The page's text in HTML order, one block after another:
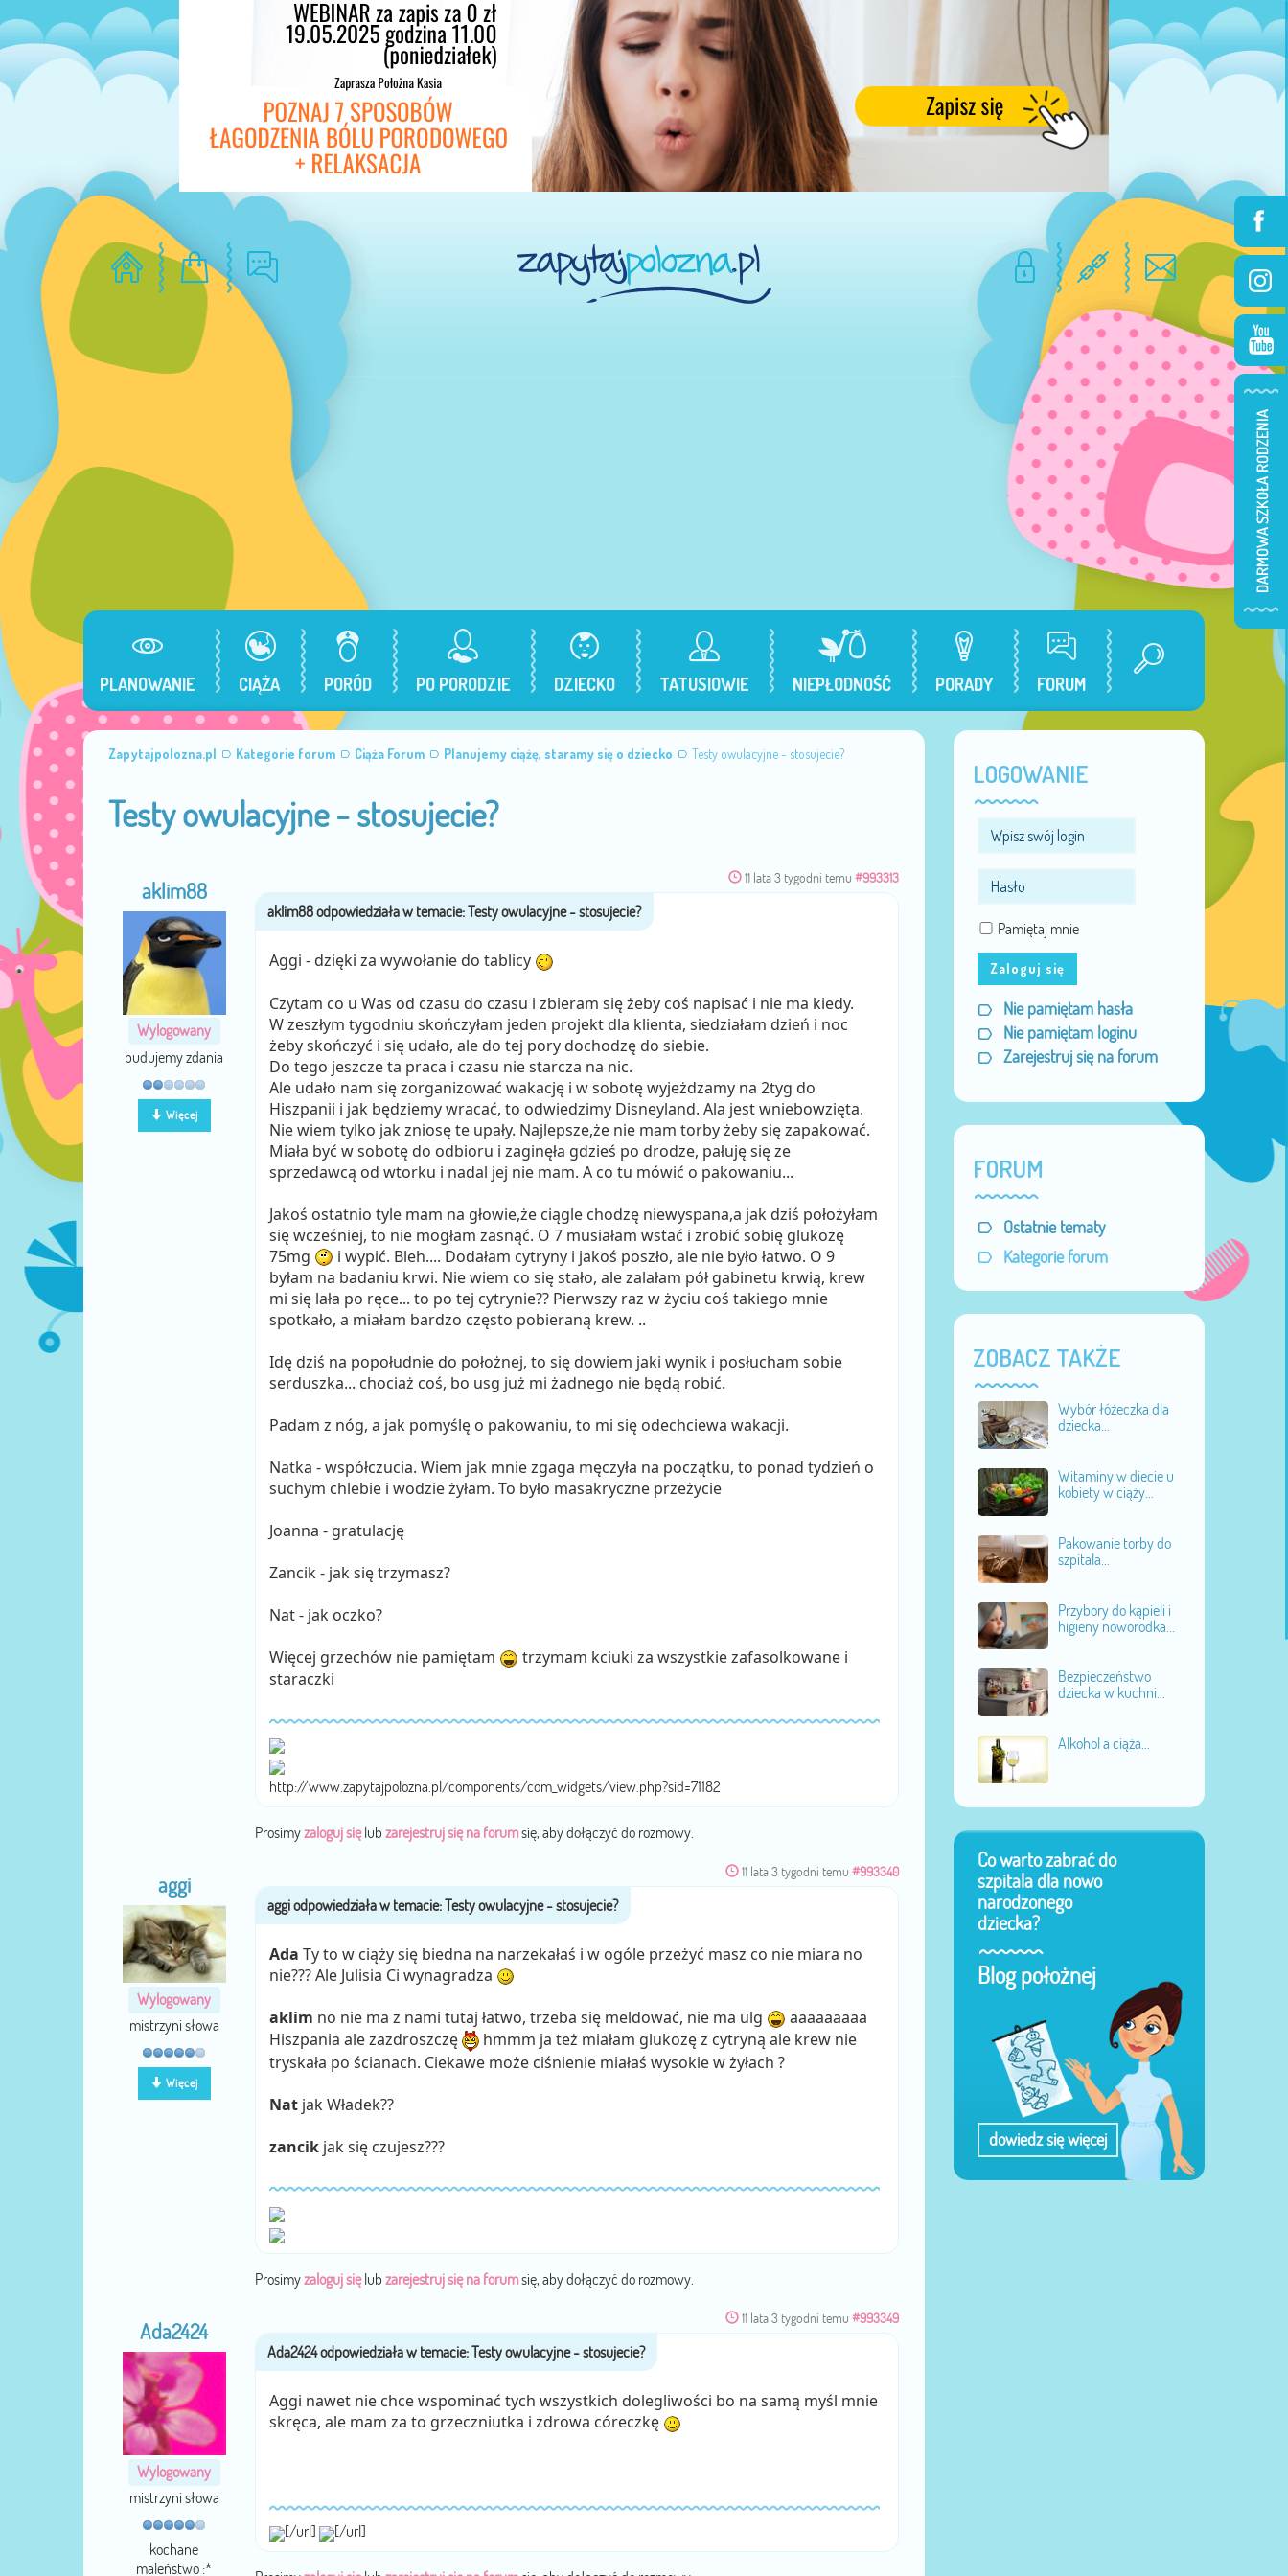
PLANOWANIE CIĄŻA PORÓD PO PORODZIE DZIECKO TATUSIOWIE NIEPŁODNOŚĆ PORADY FORUM
Zapytajpolozna.pl Kategorie forum Ciąża Forum Planujemy ciążę, staramy się o dziecko Testy owulacyjne - stosujecie?
Testy owulacyjne - stosujecie?
aklim88
Wylogowany
budujemy zdania
Więcej
11 lata 3 tygodni temu #993313
Aggi - dzięki za wywołanie do tablicy
Czytam co u Was od czasu do czasu i zbieram się żeby coś napisać i nie ma kiedy.
W zeszłym tygodniu skończyłam jeden projekt dla klienta, siedziałam dzień i noc
żeby skończyć i się udało, ale do tej pory dochodzę do siebie.
Do tego jeszcze ta praca i czasu nie starcza na nic.
Ale udało nam się zorganizować wakację i w sobotę wyjeżdzamy na 2tyg do
Hiszpanii i jak będziemy wracać, to odwiedzimy Disneyland. Ala jest wniebowzięta.
Nie wiem tylko jak zniosę te upały. Najlepsze,że nie mam torby żeby się zapakować.
Miała być w sobotę do odbioru i zaginęła gdzieś po drodze, pałuję się ze
sprzedawcą od wtorku i nadal jej nie mam. A co tu mówić o pakowaniu...
Jakoś ostatnio tyle mam na głowie,że ciągle chodzę niewyspana,a jak dziś położyłam
się wcześniej, to nie mogłam zasnąć. O 7 musiałam wstać i zrobić sobię glukozę
75mg
i wypić. Bleh.... Dodałam cytryny i jakoś poszło, ale nie było łatwo. O 9
byłam na badaniu krwi. Nie wiem co się stało, ale zalałam pół gabinetu krwią, krew
mi się lała po ręce... to po tej cytrynie?? Pierwszy raz w życiu coś takiego mnie
spotkało, a miałam bardzo często pobieraną krew. ..
Idę dziś na popołudnie do położnej, to się dowiem jaki wynik i posłucham sobie
serduszka... chociaż coś, bo usg już mi żadnego nie będą robić.
Padam z nóg, a jak pomyślę o pakowaniu, to mi się odechciewa wakacji.
Natka - współczucia. Wiem jak mnie zgaga męczyła na początku, to ponad tydzień o
suchym chlebie i wodzie żyłam. To było masakryczne przeżycie
Joanna - gratulację
Zancik - jak się trzymasz?
Nat - jak oczko?
Więcej grzechów nie pamiętam
trzymam kciuki za wszystkie zafasolkowane i
staraczki
http://www.zapytajpolozna.pl/components/com_widgets/view.php?sid=71182
Prosimyzaloguj sięlub zarejestruj się na forumsię, aby dołączyć do rozmowy.
aggi
Wylogowany
mistrzyni słowa
Więcej
11 lata 3 tygodni temu #993340
Ada Ty to w ciąży się biedna na narzekałaś i w ogóle przeżyć masz co nie miara no
nie??? Ale Julisia Ci wynagradza
aklim no nie ma z nami tutaj łatwo, trzeba się meldować, nie ma ulg
aaaaaaaaa
Hiszpania ale zazdroszczę
hmmm ja też miałam glukozę z cytryną ale krew nie
tryskała po ścianach. Ciekawe może ciśnienie miałaś wysokie w żyłach ?
Natjak Władek??
zancikjak się czujesz???
Prosimyzaloguj sięlub zarejestruj się na forumsię, aby dołączyć do rozmowy.
Ada2424
Wylogowany
mistrzyni słowa
kochane
maleństwo :*
11 lata 3 tygodni temu #993349
Aggi nawet nie chce wspominać tych wszystkich dolegliwości bo na samą myśl mnie
skręca, ale mam za to grzeczniutka i zdrowa córeczkę
[/url] [/url]
LOGOWANIE
Pamiętaj mnie
Zaloguj się
Nie pamiętam hasła
Nie pamiętam loginu
Zarejestruj się na forum
FORUM
Ostatnie tematy
Kategorie forum
ZOBACZ TAKŻE
Wybór łóżeczka dla
dziecka...
Witaminy w diecie u
kobiety w ciąży...
Pakowanie torby do
szpitala...
Przybory do kąpieli i
higieny noworodka...
Bezpieczeństwo
dziecka w kuchni...
Alkohol a ciąża...
Co warto zabrać do
szpitala dla nowo
narodzonego
dziecka?
Blog położnej
dowiedz się więcej